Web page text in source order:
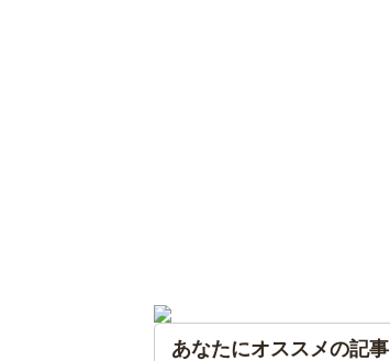
あなたにオススメの記事